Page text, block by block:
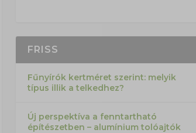
FRISS
Fűnyírók kertméret szerint: melyik
típus illik a telkedhez?
Új perspektíva a fenntartható
építészetben – alumínium tolóajtók